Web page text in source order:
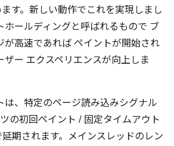
す。新しい動作でこれを実現しまし
ホールディングと呼ばれるもので ブ
が高速であれば ペイントが開始され
ザー エクスペリエンスが向上しま
は、特定のページ読み込みシグナル
ツの初回ペイント / 固定タイムアウト
期されます。メインスレッドのレン